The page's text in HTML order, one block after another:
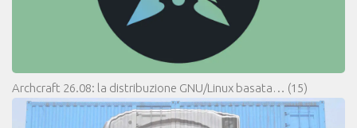
Archcraft 26.08: la distribuzione GNU/Linux basata… (15)